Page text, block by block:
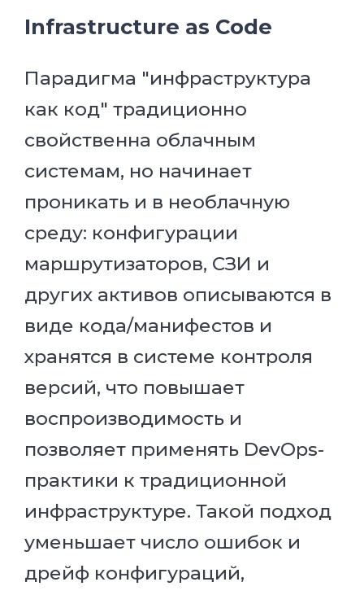
Infrastructure as Code
Парадигма "инфраструктура
как код" традиционно
свойственна облачным
системам, но начинает
проникать и в необлачную
среду: конфигурации
маршрутизаторов, СЗИ и
других активов описываются в
виде кода/манифестов и
хранятся в системе контроля
версий, что повышает
воспроизводимость и
позволяет применять DevOps-
практики к традиционной
инфраструктуре. Такой подход
уменьшает число ошибок и
дрейф конфигураций,